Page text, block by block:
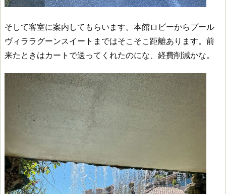
そして客室に案内してもらいます。本館ロビーからプール
ヴィララグーンスイートまではそこそこ距離あります。前
来たときはカートで送ってくれたのにな、経費削減かな。